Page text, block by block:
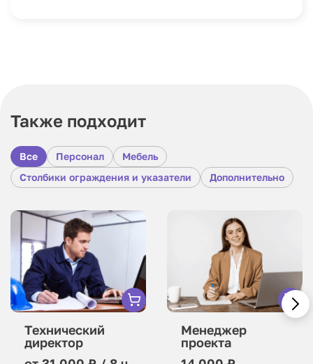
Также подходит
Все Персонал
Мебель
Столбики ограждения и указатели
Дополнительно
Технический
директор
Менеджер
проекта